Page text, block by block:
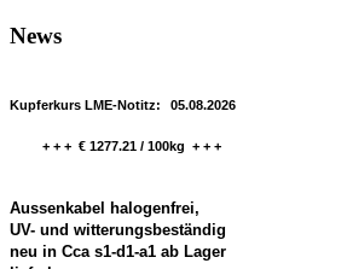
News
Kupferkurs LME-Notitz: 05.08.2026
+ + + € 1277.21 / 100kg + + +
Aussenkabel halogenfrei,
UV- und witterungsbeständig
neu in Cca s1-d1-a1 ab Lager